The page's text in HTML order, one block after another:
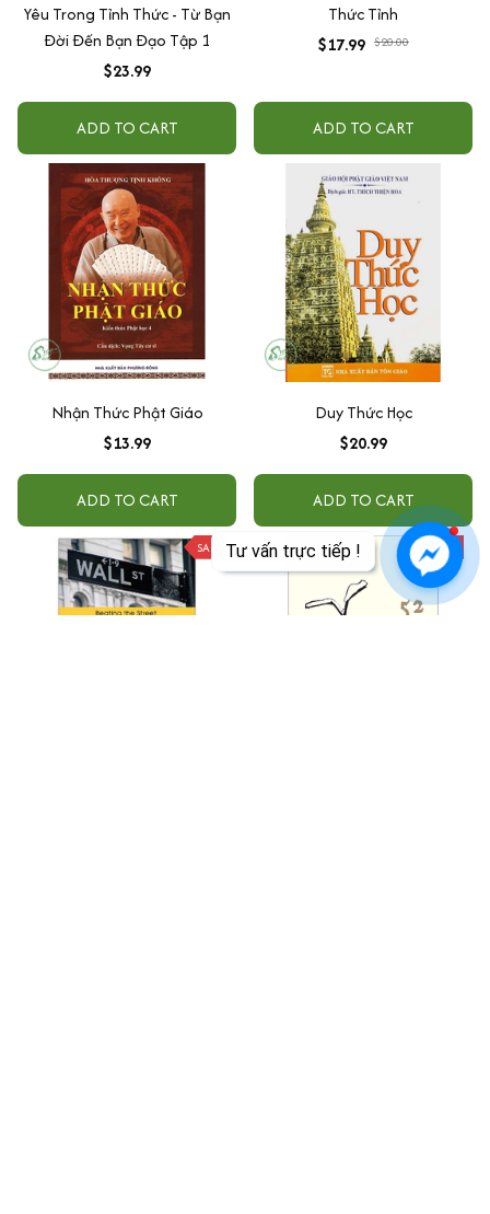
Tư vấn trực tiếp !
Yêu Trong Tỉnh Thức - Từ Bạn
Đời Đến Bạn Đạo Tập 1
$23.99
ADD TO CART
Thức Tỉnh
$17.99 $20.00
ADD TO CART
Nhận Thức Phật Giáo
$13.99
ADD TO CART
Duy Thức Học
$20.99
ADD TO CART
SALE SALE